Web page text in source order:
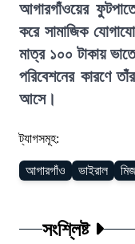
আগারগাঁওয়ের
করে সামাজিক
মাত্র ১০০ টাকায়
পরিবেশনের কারণে
আসে।
ট্যাগসমূহ:
আগারগাঁও ভাইরাল
সংশ্লিষ্ট